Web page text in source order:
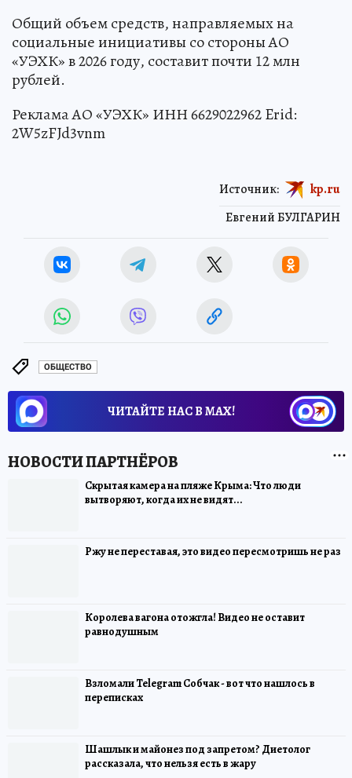
Общий объем средств, направляемых на
социальные инициативы со стороны АО
«УЭХК» в 2026 году, составит почти 12 млн
рублей.
Реклама АО «УЭХК» ИНН 6629022962 Erid:
2W5zFJd3vnm
Евгений БУЛГАРИН
Источник: kp.ru
ОБЩЕСТВО
ЧИТАЙТЕ НАС В МАХ!
Скрытая камера на пляже Крыма: Что люди
вытворяют, когда их не видят...
Ржу не переставая, это видео пересмотришь не раз
Королева вагона отожгла! Видео не оставит
равнодушным
Взломали Telegram Собчак - вот что нашлось в
переписках
Шашлык и майонез под запретом? Диетолог
рассказала, что нельзя есть в жару